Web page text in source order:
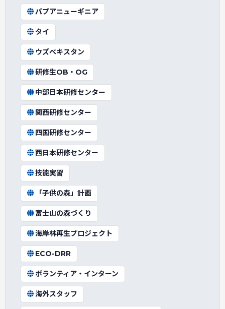
パプアニューギニア
タイ
ウズベキスタン
研修生OB・OG
中部日本研修センター
関西研修センター
四国研修センター
西日本研修センター
技能実習
「子供の森」計画
富士山の森づくり
海岸林再生プロジェクト
ECO-DRR
ボランティア・インターン
海外スタッフ